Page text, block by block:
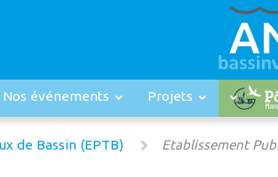
Nos événements Projets
de Bassin (EPTB) Etablissement